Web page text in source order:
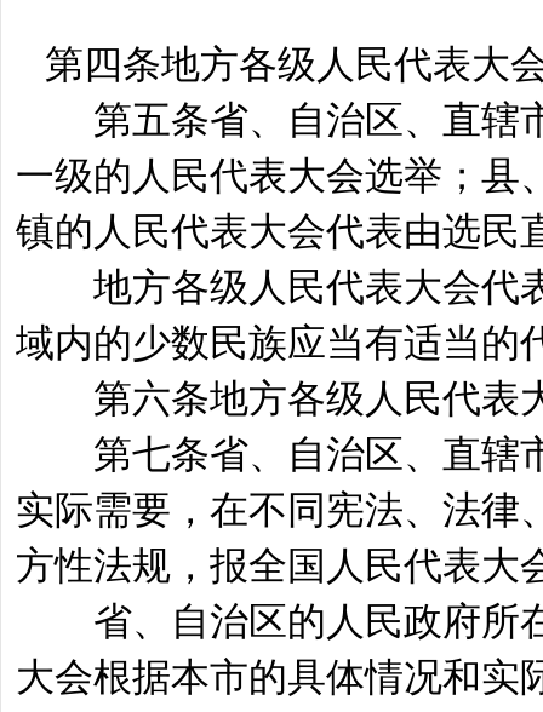
第四条地方各级人民代表大
第五条省、自治区、直辖市
一级的人民代表大会选举；县
镇的人民代表大会代表由选民
地方各级人民代表大会代表
域内的少数民族应当有适当的
第六条地方各级人民代表
第七条省、自治区、直辖市
实际需要，在不同宪法、法律
方性法规，报全国人民代表大
省、自治区的人民政府所在
大会根据本市的具体情况和实